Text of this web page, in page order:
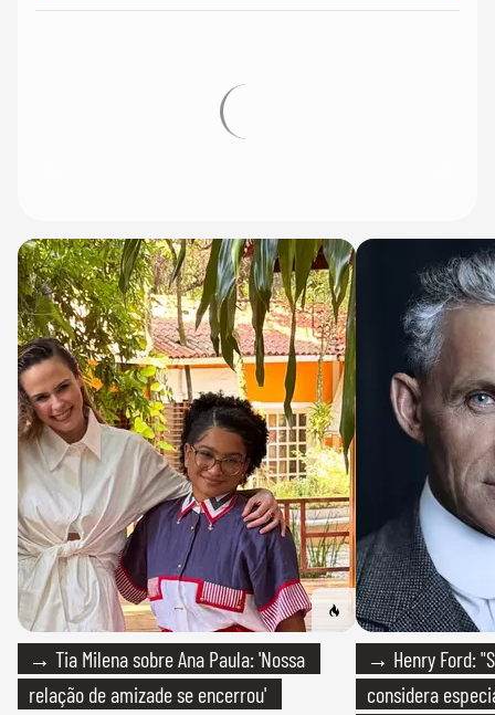
→ Tia Milena sobre Ana Paula: 'Nossa
relação de amizade se encerrou'
→ Henry Ford:
considera